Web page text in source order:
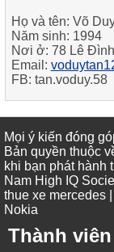
Họ và tên: Võ
Năm sinh: 1994
Nơi ở: 78 Lê
Email:
FB: tan.voduy.58
Mọi ý kiến đóng
Bản quyền thuộc
khi bạn phát hành
Nam High IQ
thue xe mercedes
Nokia
Thành